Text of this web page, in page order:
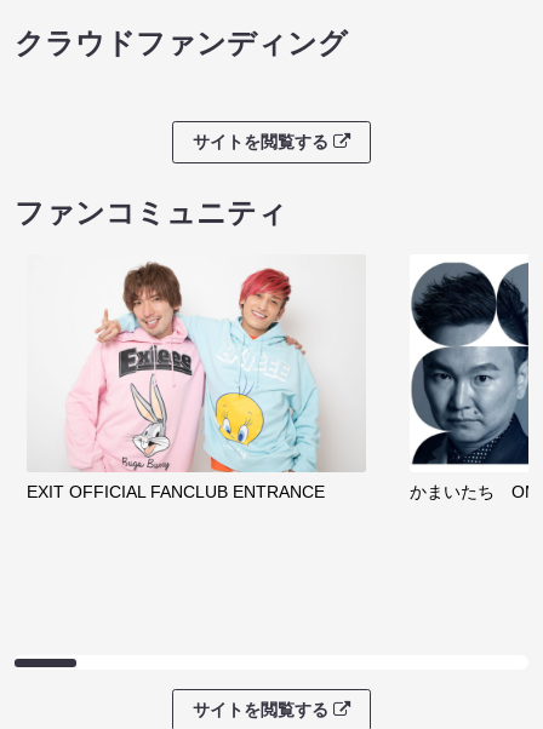
クラウドファンディング
サイトを閲覧する
ファンコミュニティ
EXIT OFFICIAL FANCLUB ENTRANCE かまいたち
サイトを閲覧する